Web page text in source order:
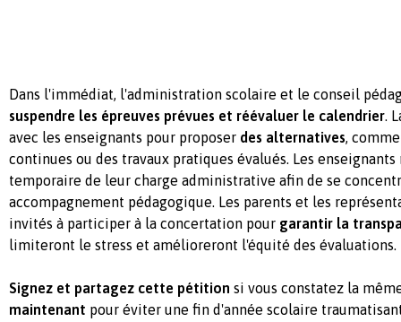
Dans l'immédiat, l'administration scolaire et le conseil
suspendre les épreuves prévues et réévaluer le calendrier.
avec les enseignants pour proposer des alternatives,
continues ou des travaux pratiques évalués. Les
temporaire de leur charge administrative afin de se
accompagnement pédagogique. Les parents et les
invités à participer à la concertation pour garantir la
limiteront le stress et amélioreront l'équité des évaluations.
Signez et partagez cette pétition si vous constatez la
maintenant pour éviter une fin d'année scolaire